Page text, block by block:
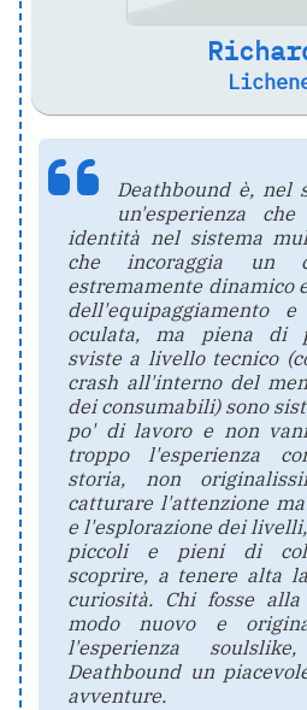
Deathbound è, nel
un'esperienza
identità nel sistema
che incoraggia un
estremamente dinamico
dell'equipaggiamento
oculata, ma piena di
sviste a livello tecnico
crash all'interno del
dei consumabili) sono
po' di lavoro e non
troppo l'esperienza
storia, non
catturare l'attenzione
e l'esplorazione dei
piccoli e pieni di
scoprire, a tenere alta
curiosità. Chi fosse
modo nuovo e
l'esperienza
Deathbound un
avventure.